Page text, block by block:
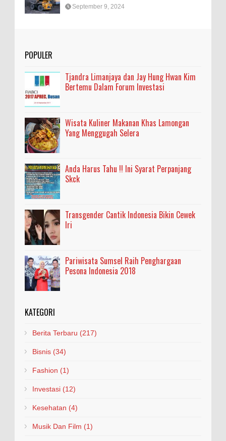
September 9, 2024
POPULER
Tjandra Limanjaya dan Jay Hung Hwan Kim
Bertemu Dalam Forum Investasi
Wisata Kuliner Makanan Khas Lamongan
Yang Menggugah Selera
Anda Harus Tahu !! Ini Syarat Perpanjang
Skck
Transgender Cantik Indonesia Bikin Cewek
Iri
Pariwisata Sumsel Raih Penghargaan
Pesona Indonesia 2018
KATEGORI
Berita Terbaru (217)
Bisnis (34)
Fashion (1)
Investasi (12)
Kesehatan (4)
Musik Dan Film (1)